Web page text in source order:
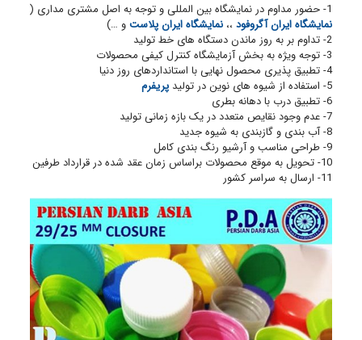
1- حضور مداوم در نمایشگاه بین المللی و توجه به اصل مشتری مداری (
نمایشگاه ایران آگروفود ،، نمایشگاه ایران پلاستو …)
2- تداوم بر به روز ماندن دستگاه های خط تولید
3- توجه ویژه به بخش آزمایشگاه کنترل کیفی محصولات
4- تطبیق پذیری محصول نهایی با استانداردهای روز دنیا
5- استفاده از شیوه های نوین در تولید
پریفرم
6- تطبیق درب با دهانه بطری
7- عدم وجود نقایص متعدد در یک بازه زمانی تولید
8- آب بندی و گازبندی به شیوه جدید
9- طراحی مناسب و آرشیو رنگ بندی کامل
10- تحویل به موقع محصولات براساس زمان عقد شده در قرارداد طرفین
11- ارسال به سراسر کشور